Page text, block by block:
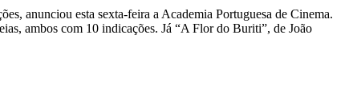
anunciou esta sexta-feira a Academia Portuguesa de Cinema.
ambos com 10 indicações. Já “A Flor do Buriti”, de João